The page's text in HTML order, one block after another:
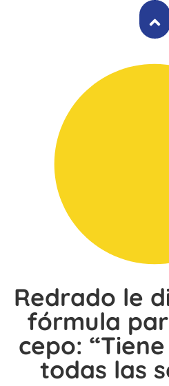
Redrado le
fórmula
cepo:
todas las